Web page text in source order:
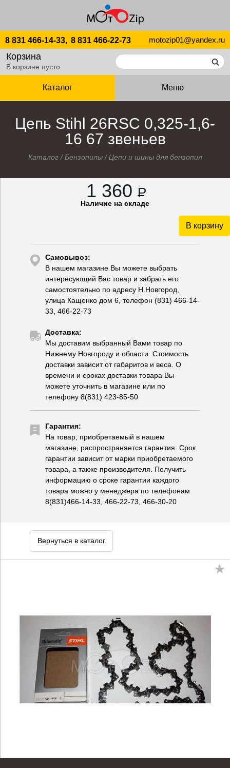
8 831 466-14-33, 8 831 466-22-73 motozip01@yandex.ru
Корзина
В корзине пусто
Каталог Меню
Цепь Stihl 26RSС 0,325-1,6-
16 67 звеньев
Каталог/Бензопилы/Цепи и шины для бензопил
1 360 P
Наличие на складе
В корзину
Самовывоз:
В нашем магазине Вы можете выбрать
интересующий Вас товар и забрать его
самостоятельно по адресу Н.Новгород,
улица Кащенко дом 6, телефон (831) 466-14-
33, 466-22-73
Доставка:
Мы доставим выбранный Вами товар по
Нижнему Новгороду и области. Стоимость
доставки зависит от габаритов и веса. О
времени и сроках доставки товара Вы
можете уточнить в магазине или по
телефону 8(831) 423-85-50
Гарантия:
На товар, приобретаемый в нашем
магазине, распространяется гарантия. Срок
гарантии зависит от марки приобретаемого
товара, а также производителя. Получить
информацию о сроке гарантии каждого
товара можно у менеджера по телефонам
8(831)466-14-33, 466-22-73, 466-30-20
Вернуться в каталог